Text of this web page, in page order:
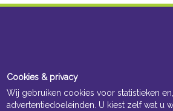
Cookies & privacy
Wij gebruiken cookies voor statistieken
advertentiedoeleinden. U kiest zelf wat u